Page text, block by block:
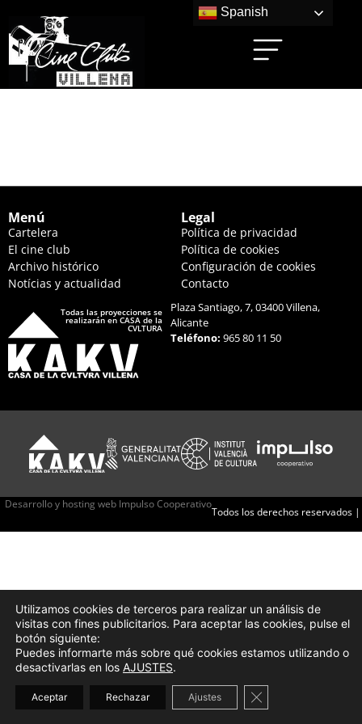
Menú
Cartelera
El cine club
Archivo histórico
Notícias y actualidad
Legal
Política de privacidad
Política de cookies
Configuración de cookies
Contacto
Todas las proyecciones se
realizarán en CASA de la
CVLTURA
Plaza Santiago, 7, 03400 Villena,
Alicante
Teléfono:965 80 11 50
Todos los derechos reservados |
Desarrollo y hosting web Impulso Cooperativo
Spanish
Utilizamos cookies de terceros para realizar un análisis de
visitas con fines publicitarios. Para aceptar las cookies, pulse el
botón siguiente:
Puedes informarte más sobre qué cookies estamos utilizando o
desactivarlas en los AJUSTES.
Aceptar Rechazar Ajustes Cerrar el banner de